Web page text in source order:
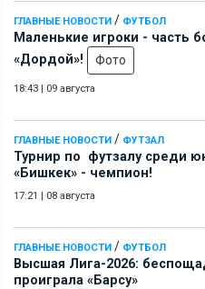
ГЛАВНЫЕ НОВОСТИ / ФУТБОЛ
Маленькие игроки - часть
«Дордой»!
Фото
18:43 | 09 августа
ГЛАВНЫЕ НОВОСТИ / ФУТЗАЛ
Турнир по футзалу среди
«Бишкек» - чемпион!
17:21 | 08 августа
ГЛАВНЫЕ НОВОСТИ / ФУТБОЛ
Высшая Лига-2026:
проиграла «Барсу»